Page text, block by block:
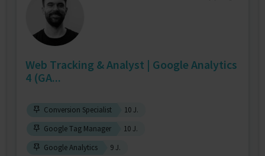
Web Tracking & Analyst | Google Analytics
4 (GA...
Conversion Specialist
10 J.
Google Tag Manager
10 J.
Google Analytics
9 J.